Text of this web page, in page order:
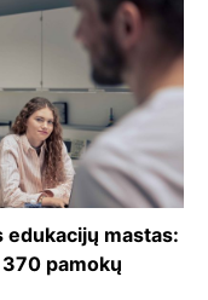
mastas:
pamokų